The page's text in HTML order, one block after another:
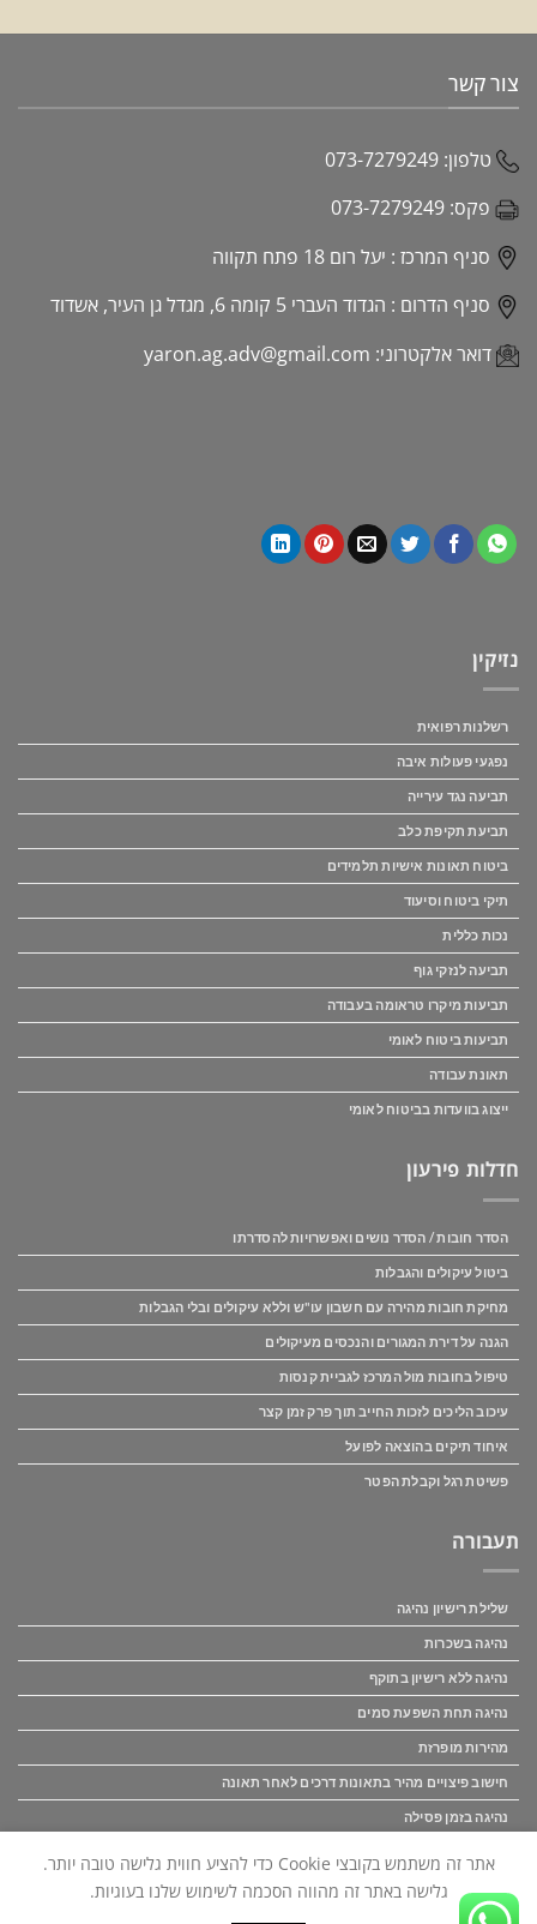
צור קשר
טלפון: 073-7279249
פקס: 073-7279249
סניף המרכז : יעל רום 18 פתח תקווה
סניף הדרום : הגדוד העברי 5 קומה 6, מגדל גן העיר, אשדוד
דואר אלקטרוני: yaron.ag.adv@gmail.com
נזיקין
רשלנות רפואית
נפגעי פעולות איבה
תביעה נגד עירייה
תביעת תקיפת כלב
ביטוח תאונות אישיות תלמידים
תיקי ביטוח וסיעוד
נכות כללית
תביעה לנזקי גוף
תביעות מיקרו טראומה בעבודה
תביעות ביטוח לאומי
תאונת עבודה
ייצוג בוועדות בביטוח לאומי
חדלות פירעון
הסדר חובות / הסדר נושים ואפשרויות להסדרתו
ביטול עיקולים והגבלות
מחיקת חובות מהירה עם חשבון עו"ש וללא עיקולים ובלי הגבלות
הגנה על דירת המגורים והנכסים מעיקולים
טיפול בחובות מול המרכז לגביית קנסות
עיכוב הליכים לזכות החייב תוך פרק זמן קצר
איחוד תיקים בהוצאה לפועל
פשיטת רגל וקבלת הפטר
תעבורה
שלילת רישיון נהיגה
נהיגה בשכרות
נהיגה ללא רישיון בתוקף
נהיגה תחת השפעת סמים
מהירות מופרזת
חישוב פיצויים מהיר בתאונות דרכים לאחר תאונה
נהיגה בזמן פסילה
אתר זה משתמש בקובצי Cookie כדי להציע חווית גלישה טובה יותר.
גלישה באתר זה מהווה הסכמה לשימוש שלנו בעוגיות.